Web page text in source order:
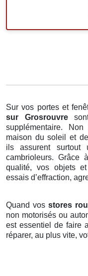
Sur vos portes et
sur Grosrouvre
supplémentaire.
maison du soleil et
ils assurent surtout
cambrioleurs. Grâce
qualité, vos objets
essais d’effraction,
Quand vosstores
non motorisés ou
est essentiel de faire
réparer, au plus vite,